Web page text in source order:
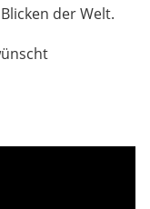
der Welt.